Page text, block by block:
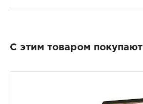
С этим товаром покупают